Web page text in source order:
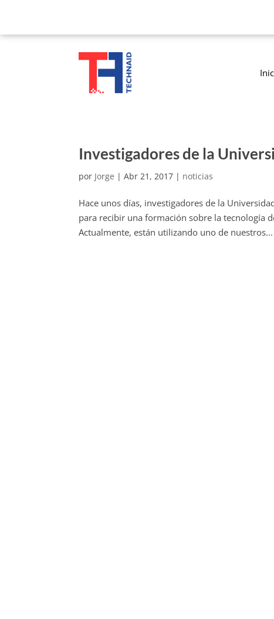
Investigadores de la
por Jorge |Abr 21, 2017 | noticias
Hace unos días, investigadores de la
para recibir una formación sobre la tecnología
Actualmente, están utilizando uno de nuestros...